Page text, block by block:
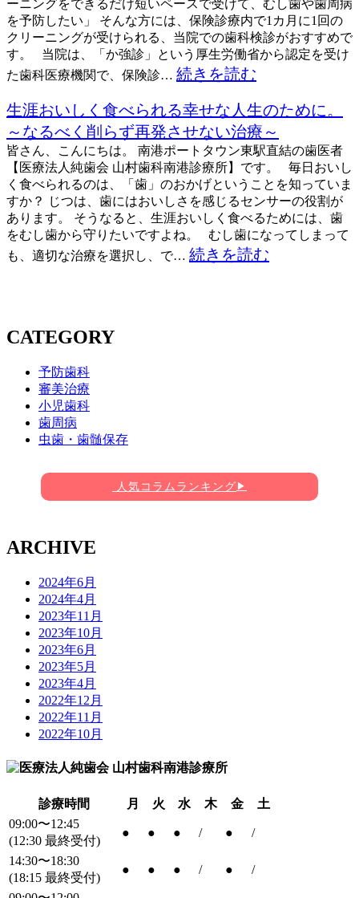
ーニングをできるだけ短いペースで受けて、むし歯や歯周病
を予防したい」 そんな方には、保険診療内で1カ月に1回の
クリーニングが受けられる、当院での歯科検診がおすすめで
す。 当院は、「か強診」という厚生労働省から認定を受け
た歯科医療機関で、保険診… 続きを読む
生涯おいしく食べられる幸せな人生のために。
～なるべく削らず再発させない治療～
皆さん、こんにちは。 南港ポートタウン東駅直結の歯医者
【医療法人純歯会 山村歯科南港診療所】です。 毎日おいし
く食べられるのは、「歯」のおかげということを知っていま
すか？ じつは、歯にはおいしさを感じるセンサーの役割が
あります。 そうなると、生涯おいしく食べるためには、歯
をむし歯から守りたいですよね。 むし歯になってしまって
も、適切な治療を選択し、で… 続きを読む
CATEGORY
予防歯科
審美治療
小児歯科
歯周病
虫歯・歯髄保存
▶
人気コラムランキング
ARCHIVE
2024年6月
2024年4月
2023年11月
2023年10月
2023年6月
2023年5月
2023年4月
2022年12月
2022年11月
2022年10月
診療時間 月 火 水 木 金
土
09:00〜12:45
(12:30 最終受付)
● ● ● / ● /
14:30〜18:30
(18:15 最終受付)
● ● ● / ● /